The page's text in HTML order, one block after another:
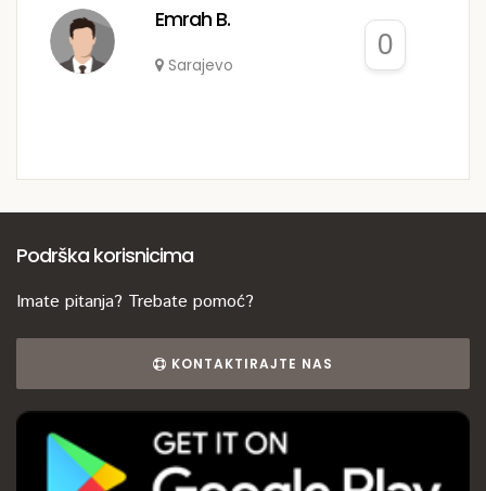
Emrah B.
Sarajevo
0
Podrška korisnicima
Imate pitanja? Trebate pomoć?
KONTAKTIRAJTE NAS